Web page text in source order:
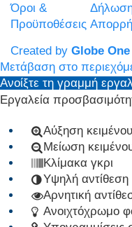
Όροι &
Προϋποθέσεις
Created by Globe
Μετάβαση στο
Ανοίξτε τη γραμμή
Εργαλεία
Αύξηση κειμένου
Μείωση
Κλίμακα γκρι
Υψηλή αντίθεση
Αρνητική
Ανοιχτόχρωμο